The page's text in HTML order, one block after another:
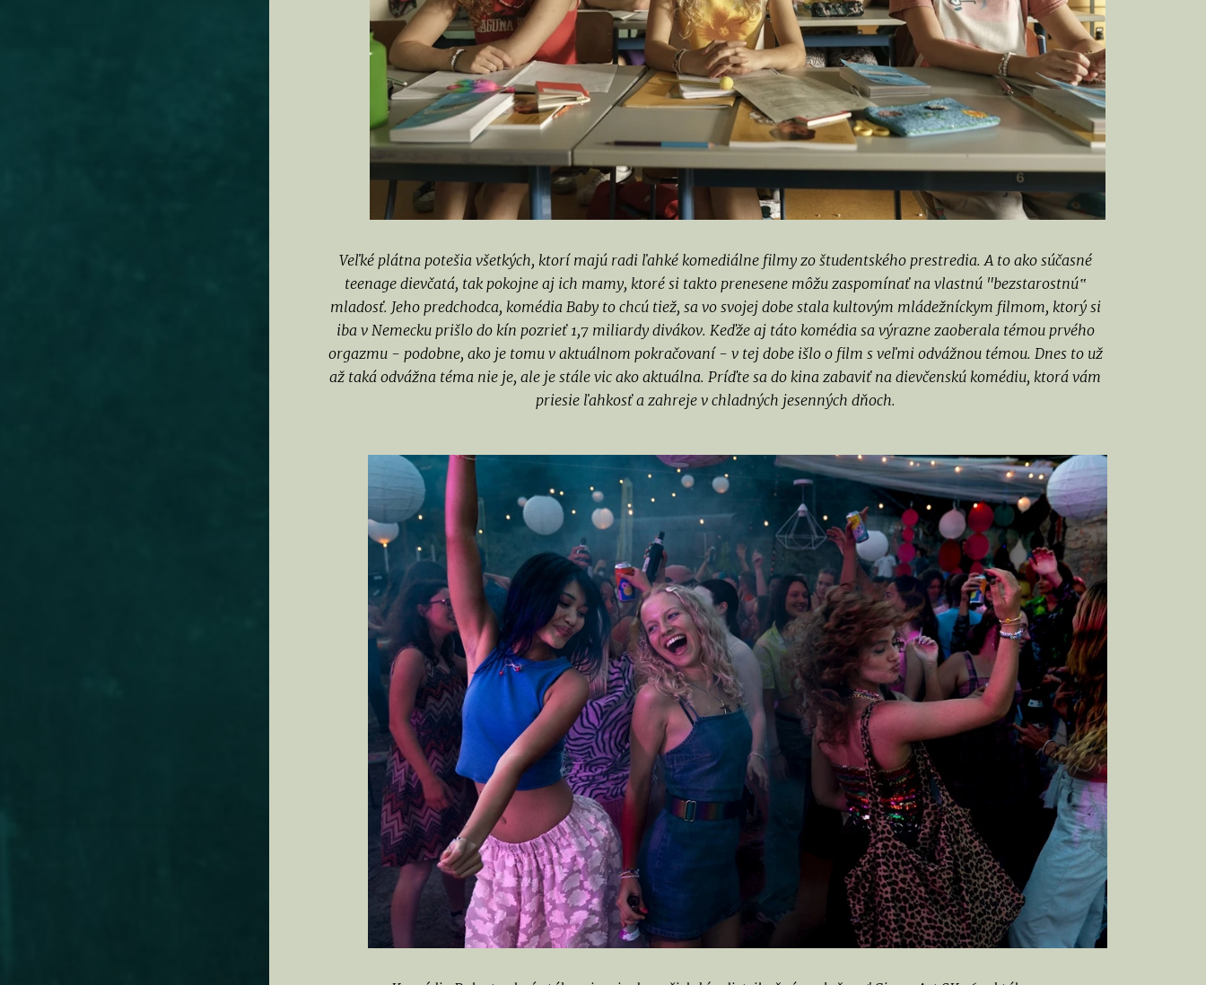
Veľké plátna potešia všetkých, ktorí majú radi ľahké komediálne filmy zo študentského prestredia. A to ako súčasné
teenage dievčatá, tak pokojne aj ich mamy, ktoré si takto prenesene môžu zaspomínať na vlastnú "bezstarostnú‟
mladosť. Jeho predchodca, komédia Baby to chcú tiež, sa vo svojej dobe stala kultovým mládežníckym filmom, ktorý si
iba v Nemecku prišlo do kín pozrieť 1,7 miliardy divákov. Keďže aj táto komédia sa výrazne zaoberala témou prvého
orgazmu - podobne, ako je tomu v aktuálnom pokračovaní - v tej dobe išlo o film s veľmi odvážnou témou. Dnes to už
až taká odvážna téma nie je, ale je stále vic ako aktuálna. Príďte sa do kina zabaviť na dievčenskú komédiu, ktorá vám
priesie ľahkosť a zahreje v chladných jesenných dňoch.